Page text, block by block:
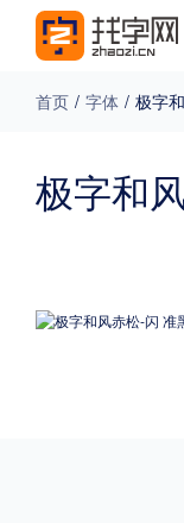
免费下载 收
首页 / 字体 / 极字
极字和